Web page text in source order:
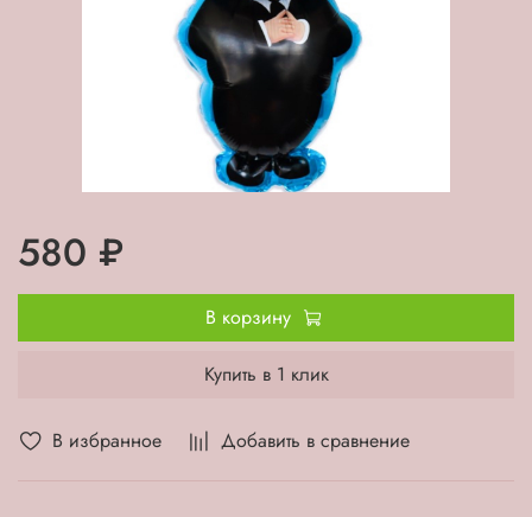
В избранное Добавить в сравнение
580 ₽
В корзину
Купить в 1 клик